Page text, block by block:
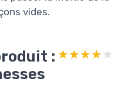
vides.
: ★★★★★
★★★★★